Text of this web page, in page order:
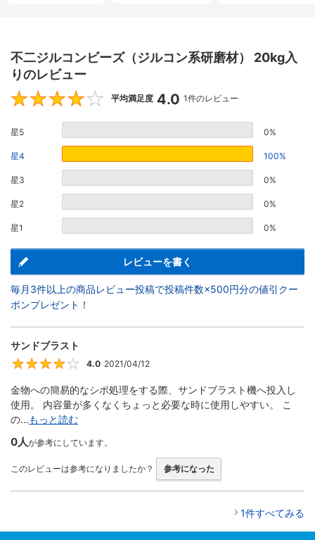
不二ジルコンビーズ（ジルコン系研磨材） 20kg入
りのレビュー
4
平均満足度 4.0 1件のレビュー
星5 0%
星4 100%
星3 0%
星2 0%
星1 0%
レビューを書く
毎月3件以上の商品レビュー投稿で投稿件数×500円分の値引クー
ポンプレゼント！
サンドブラスト
4
4.0 2021/04/12
金物への簡易的なシボ処理をする際、サンドブラスト機へ投入し
使用。 内容量が多くなくちょっと必要な時に使用しやすい。 こ
の...もっと読む
0人が参考にしています。
このレビューは参考になりましたか？ 参考になった
1件すべてみる